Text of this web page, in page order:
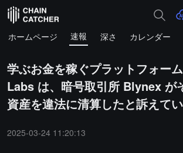
ホームページ 速報 深さ カレンダー
学ぶお金を稼ぐプラットフォー
Labs は、暗号取引所 Blynex が
資産を違法に清算したと訴えてい
2025-03-24 11:20:13